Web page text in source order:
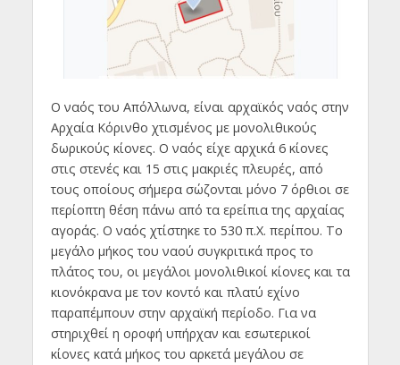
Ο ναός του Απόλλωνα, είναι αρχαϊκός ναός στην
Αρχαία Κόρινθο χτισμένος με μονολιθικούς
δωρικούς κίονες. Ο ναός είχε αρχικά 6 κίονες
στις στενές και 15 στις μακριές πλευρές, από
τους οποίους σήμερα σώζονται μόνο 7 όρθιοι σε
περίοπτη θέση πάνω από τα ερείπια της αρχαίας
αγοράς. Ο ναός χτίστηκε το 530 π.Χ. περίπου. Το
μεγάλο μήκος του ναού συγκριτικά προς το
πλάτος του, οι μεγάλοι μονολιθικοί κίονες και τα
κιονόκρανα με τον κοντό και πλατύ εχίνο
παραπέμπουν στην αρχαϊκή περίοδο. Για να
στηριχθεί η οροφή υπήρχαν και εσωτερικοί
κίονες κατά μήκος του αρκετά μεγάλου σε